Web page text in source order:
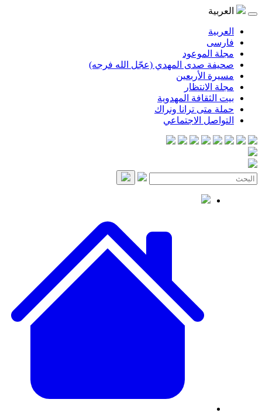
المهدي (عجّل الله فرجه)
المهدوية
ترانا ونراك
الاجتماعي